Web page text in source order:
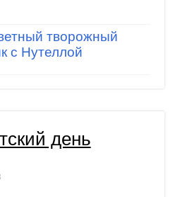
творожный
с Нутеллой
день